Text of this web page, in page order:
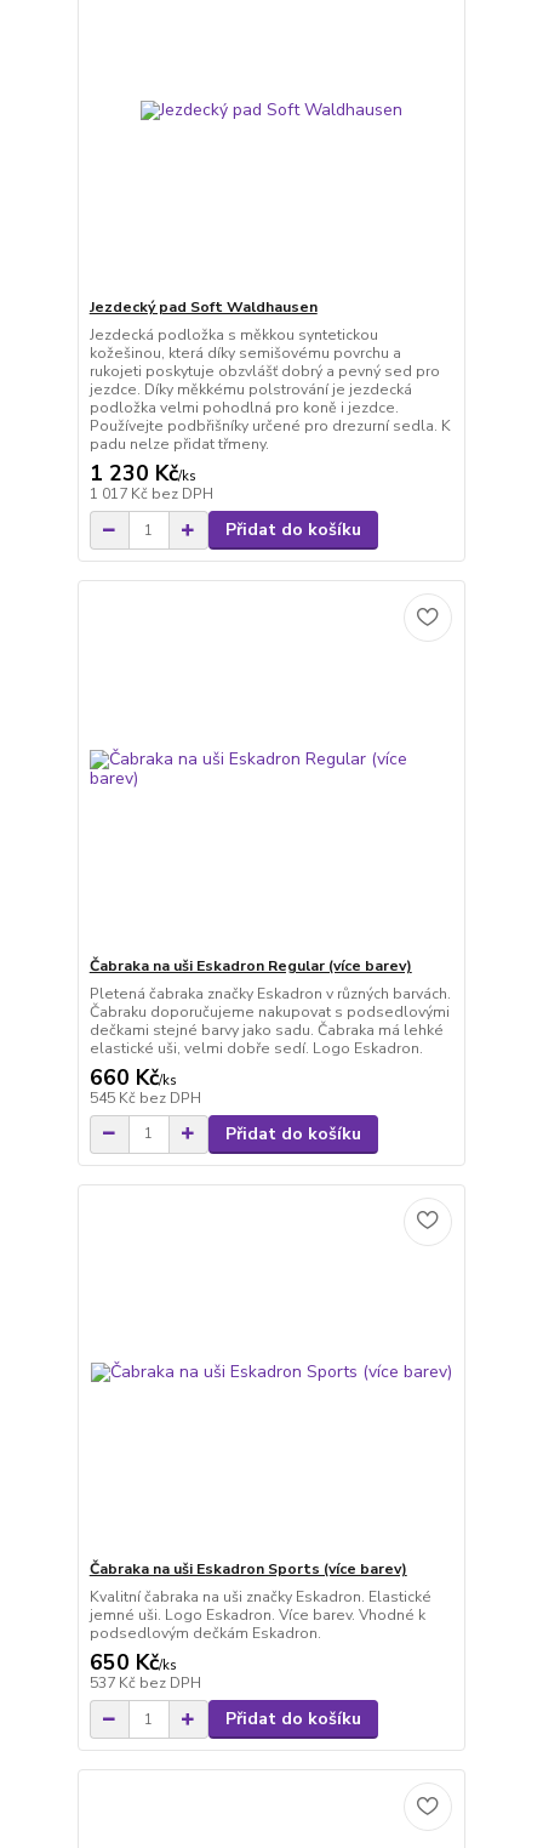
Jezdecký pad Soft Waldhausen
Jezdecká podložka s měkkou syntetickou
kožešinou, která díky semišovému povrchu a
rukojeti poskytuje obzvlášť dobrý a pevný sed pro
jezdce. Díky měkkému polstrování je jezdecká
podložka velmi pohodlná pro koně i jezdce.
Používejte podbřišníky určené pro drezurní sedla. K
padu nelze přidat třmeny.
1 230 Kč/ks
1 017 Kč bez DPH
Přidat do košíku
Čabraka na uši Eskadron Regular (více barev)
Pletená čabraka značky Eskadron v různých barvách.
Čabraku doporučujeme nakupovat s podsedlovými
dečkami stejné barvy jako sadu. Čabraka má lehké
elastické uši, velmi dobře sedí. Logo Eskadron.
660 Kč/ks
545 Kč bez DPH
Přidat do košíku
Čabraka na uši Eskadron Sports (více barev)
Kvalitní čabraka na uši značky Eskadron. Elastické
jemné uši. Logo Eskadron. Více barev. Vhodné k
podsedlovým dečkám Eskadron.
650 Kč/ks
537 Kč bez DPH
Přidat do košíku